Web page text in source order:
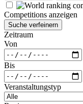
Competitions anzeigen
Suche verfeinern
Zeitraum
Von
Bis
Veranstaltungstyp